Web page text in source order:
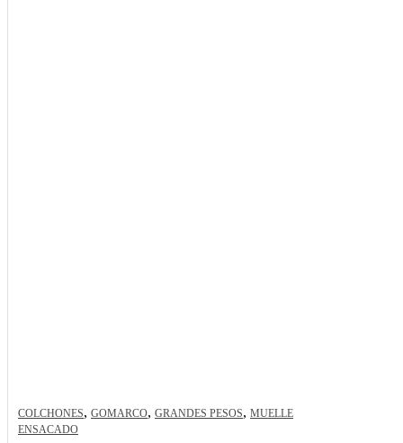
COLCHONES, GOMARCO, GRANDES PESOS, MUELLE
ENSACADO